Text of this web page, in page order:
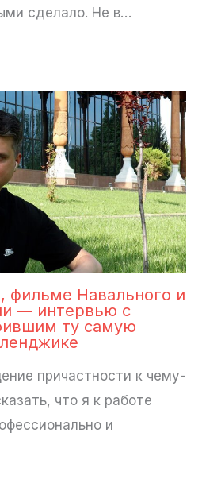
сделало. Не в…
фильме Навального и
— интервью с
ту самую
причастности к чему-
что я к работе
и